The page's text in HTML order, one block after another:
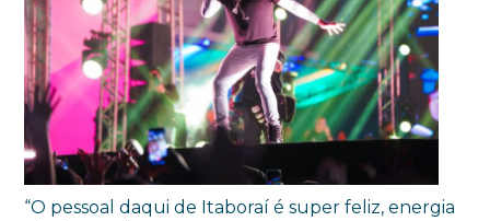
“O pessoal daqui de Itaboraí é super feliz, energia